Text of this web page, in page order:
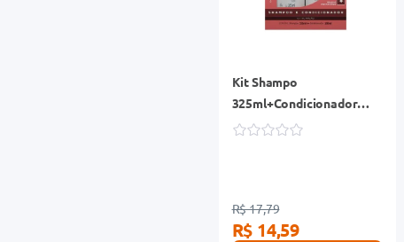
Kit Shampo
325ml+Condicionador
200ml Above Nutrição
R$ 17,79
R$ 14,59